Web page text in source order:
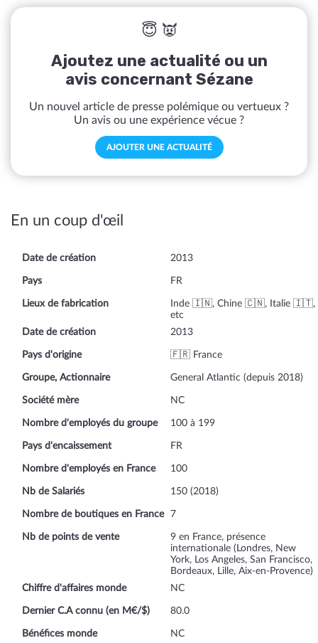
😇 👿
Ajoutez une actualité ou un
avis concernant Sézane
Un nouvel article de presse polémique ou vertueux ?
Un avis ou une expérience vécue ?
AJOUTER UNE ACTUALITÉ
En un coup d'œil
Date de création 2013
Pays FR
Lieux de fabrication
Inde 🇮🇳, Chine 🇨🇳, Italie 🇮🇹,
etc
Date de création
2013
Pays d'origine 🇫🇷 France
Groupe, Actionnaire General Atlantic (depuis 2018)
Société mère NC
Nombre d'employés du groupe 100 à 199
Pays d'encaissement FR
Nombre d'employés en France 100
Nb de Salariés 150 (2018)
Nombre de boutiques en France 7
Nb de points de vente
9 en France, présence
internationale (Londres, New
York, Los Angeles, San Francisco,
Bordeaux, Lille, Aix-en-Provence)
Chiffre d'affaires monde
NC
Dernier C.A connu (en M€/$) 80.0
Bénéfices monde NC